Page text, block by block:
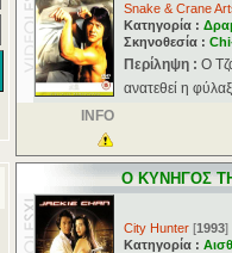
Snake & Crane
Κατηγορία :
Σκηνοθεσία :
Περίληψη : O
ανατεθεί η
INFO
O KΥΝΗΓΟΣ
City Hunter [1993]
Κατηγορία :